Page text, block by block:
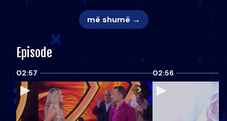
më shumë →
Episode
02:57 02:56